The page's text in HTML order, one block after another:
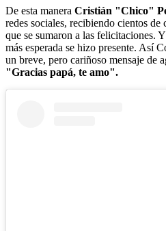
De esta manera Cristián "Chico"
redes sociales, recibiendo cientos de
que se sumaron a las felicitaciones.
más esperada se hizo presente. Así
un breve, pero cariñoso mensaje de
"Gracias papá, te amo".